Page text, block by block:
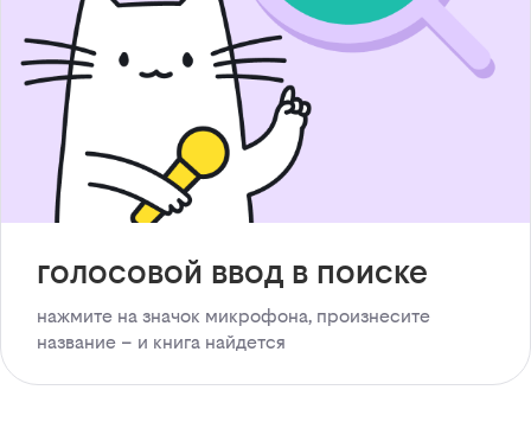
голосовой ввод в поиске
нажмите на значок микрофона, произнесите
название – и книга найдется